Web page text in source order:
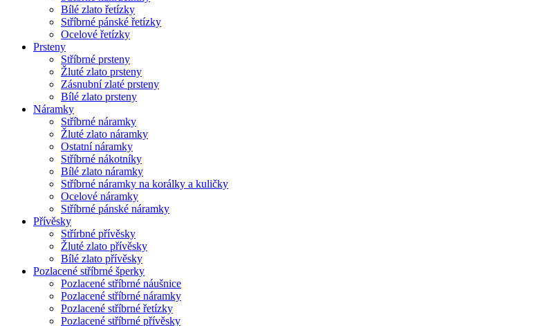
Bílé zlato řetízky
Stříbrné pánské řetízky
Ocelové řetízky
Prsteny
Stříbrné prsteny
Žluté zlato prsteny
Zásnubní zlaté prsteny
Bílé zlato prsteny
Náramky
Stříbrné náramky
Žluté zlato náramky
Ostatní náramky
Stříbrné nákotníky
Bílé zlato náramky
Stříbrné náramky na korálky a kuličky
Ocelové náramky
Stříbrné pánské náramky
Přívěsky
Střírbné přívěsky
Žluté zlato přívěsky
Bílé zlato přívěsky
Pozlacené stříbrné šperky
Pozlacené stříbrné náušnice
Pozlacené stříbrné náramky
Pozlacené stříbrné řetízky
Pozlacené stříbrné přívěsky